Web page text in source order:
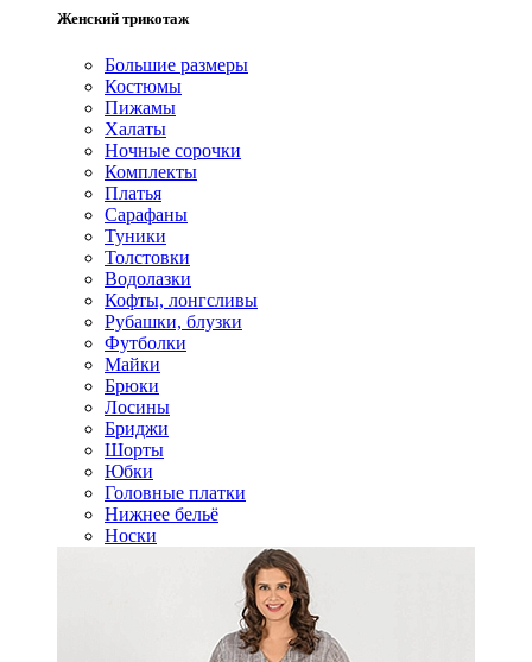
Женский трикотаж
Большие размеры
Костюмы
Пижамы
Халаты
Ночные сорочки
Комплекты
Платья
Сарафаны
Туники
Толстовки
Водолазки
Кофты, лонгсливы
Рубашки, блузки
Футболки
Майки
Брюки
Лосины
Бриджи
Шорты
Юбки
Головные платки
Нижнее бельё
Носки